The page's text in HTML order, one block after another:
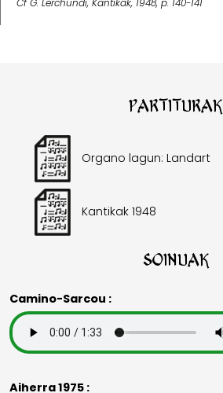
Cf G. Lerchundi, Kantikak, 1948, p. 140-141
Partiturak
Organo lagun: Landart
Kantikak 1948
Soinuak
Camino-Sarcou :
Aiherra 1975 :